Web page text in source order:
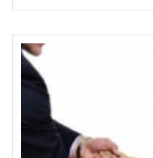
bảo đảm một phần đều